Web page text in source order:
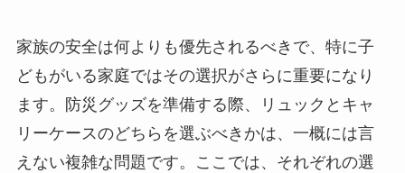
家族の安全は何よりも優先されるべきで、特に子
どもがいる家庭ではその選択がさらに重要になり
ます。防災グッズを準備する際、リュックとキャ
リーケースのどちらを選ぶべきかは、一概には言
えない複雑な問題です。ここでは、それぞれの選